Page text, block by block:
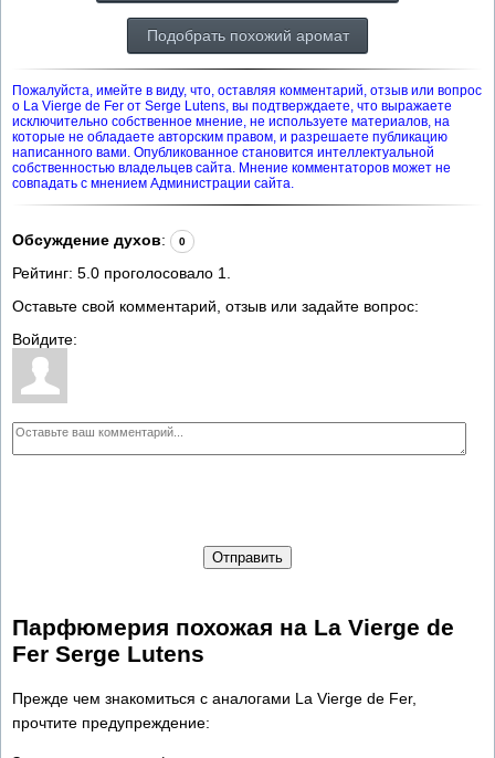
Подобрать похожий аромат
Пожалуйста, имейте в виду, что, оставляя комментарий, отзыв или вопрос
о La Vierge de Fer от Serge Lutens, вы подтверждаете, что выражаете
исключительно собственное мнение, не используете материалов, на
которые не обладаете авторским правом, и разрешаете публикацию
написанного вами. Опубликованное становится интеллектуальной
собственностью владельцев сайта. Мнение комментаторов может не
совпадать с мнением Администрации сайта.
Обсуждение духов: 0
Рейтинг: 5.0 проголосовало 1
Оставьте свой комментарий, отзыв или задайте вопрос:
Войдите:
Отправить
Парфюмерия похожая на La Vierge de
Fer Serge Lutens
Прежде чем знакомиться с аналогами La Vierge de Fer,
прочтите предупреждение: